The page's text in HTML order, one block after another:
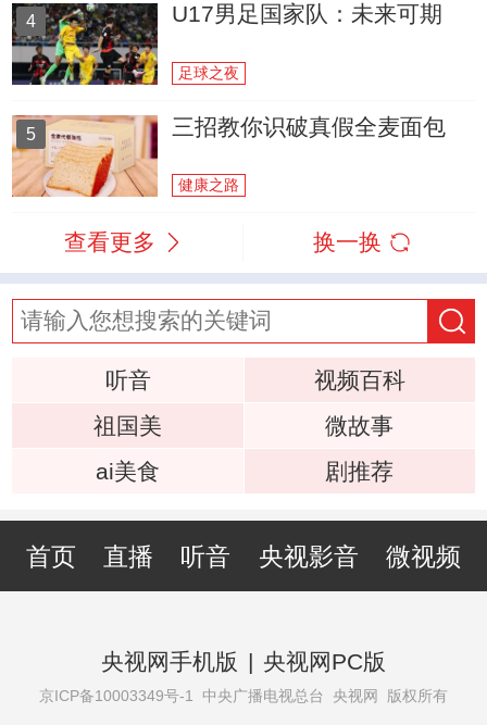
4 U17男足国家队：未来可期
足球之夜
5 三招教你识破真假全麦面包
健康之路
查看更多 换一换
听音
视频百科
祖国美
微故事
ai美食
剧推荐
首页 直播 听音 央视影音 微视频
央视网手机版 | 央视网PC版
京ICP备10003349号-1 中央广播电视总台 央视网 版权所有